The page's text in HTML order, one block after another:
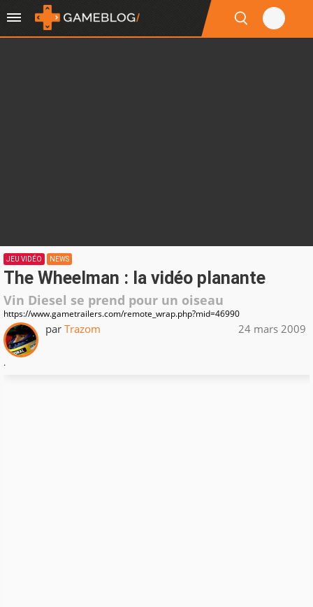
JEU VIDÉO NEWS
The Wheelman : la vidéo planante
Vin Diesel se prend pour un oiseau
https://www.gametrailers.com/remote_wrap.php?mid=46990
par Trazom 24 mars 2009
.